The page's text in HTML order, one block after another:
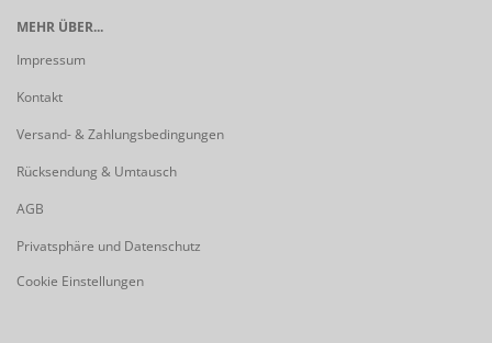
MEHR ÜBER...
Impressum
Kontakt
Versand- & Zahlungsbedingungen
Rücksendung & Umtausch
AGB
Privatsphäre und Datenschutz
Cookie Einstellungen